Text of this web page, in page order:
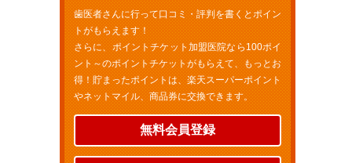
歯医者さんに行って口コミ・評判を書くとポイン
トがもらえます！
さらに、ポイントチケット加盟医院なら100ポイ
ント～のポイントチケットがもらえて、もっとお
得！貯まったポイントは、楽天スーパーポイント
やネットマイル、商品券に交換できます。
無料会員登録